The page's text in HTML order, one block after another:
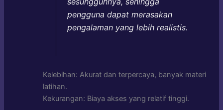
pengguna dapat merasakan
pengalaman yang lebih realistis.
Kelebihan: Akurat dan terpercaya, banyak materi
latihan.
Kekurangan: Biaya akses yang relatif tinggi.